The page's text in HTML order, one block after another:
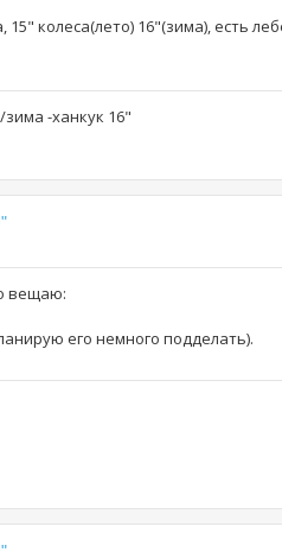
15" колеса(лето) 16"(зима), есть
зима -ханкук 16"
вещаю:
его немного подделать).